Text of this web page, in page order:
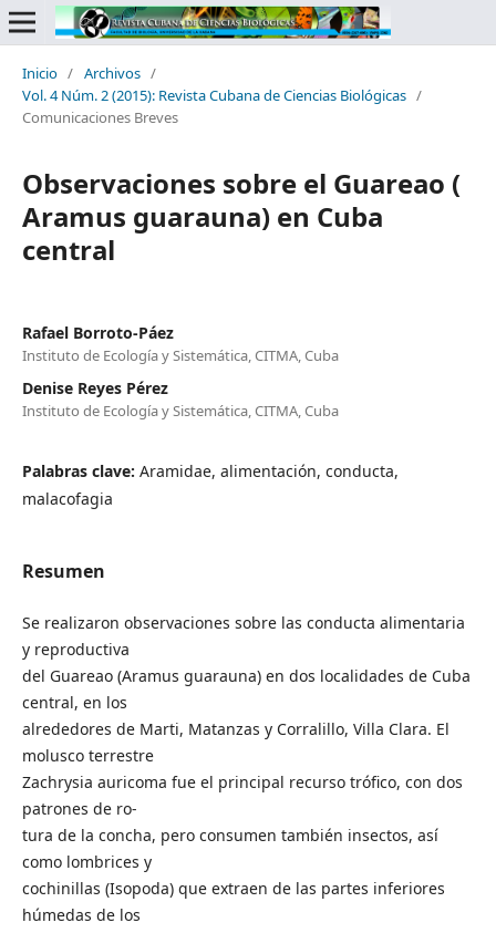
Inicio / Archivos /
Vol. 4 Núm. 2 (2015): Revista Cubana de Ciencias Biológicas /
Comunicaciones Breves
Observaciones sobre el Guareao (
Aramus guarauna) en Cuba
central
Rafael Borroto-Páez
Instituto de Ecología y Sistemática, CITMA, Cuba
Denise Reyes Pérez
Instituto de Ecología y Sistemática, CITMA, Cuba
Palabras clave: Aramidae, alimentación, conducta,
malacofagia
Resumen
Se realizaron observaciones sobre las conducta alimentaria
y reproductiva
del Guareao (Aramus guarauna) en dos localidades de Cuba
central, en los
alrededores de Marti, Matanzas y Corralillo, Villa Clara. El
molusco terrestre
Zachrysia auricoma fue el principal recurso trófico, con dos
patrones de ro-
tura de la concha, pero consumen también insectos, así
como lombrices y
cochinillas (Isopoda) que extraen de las partes inferiores
húmedas de los